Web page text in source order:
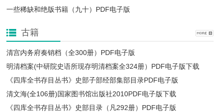
一些稀缺和绝版书籍（九十）PDF电子版
古籍
清宫内务府奏销档（全300册）PDF电子版
明清档案(中研院史语所现存明清档案全324册）PDF电子版下载
《四库全书存目丛书》史部子部经部集部目录PDF电子版
清文海(全106册)国家图书馆出版社2010PDF电子版下载
《四库全书存目丛书》史部目录（凡292册）PDF电子版